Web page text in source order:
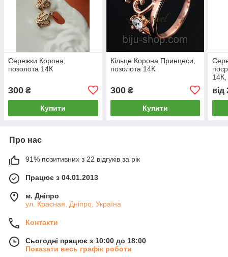
Сережки Корона,
позолота 14К
300 ₴
Купити
Кільце Корона Принцеси,
позолота 14К
300₴
Купити
від
Про нас
91% позитивних з 22 відгуків за рік
Працює з 04.01.2013
м. Дніпро
ул. Красная, Дніпро, Україна
Контакти
Сьогодні працює з 10:00 до 18:00
Показати весь графік роботи